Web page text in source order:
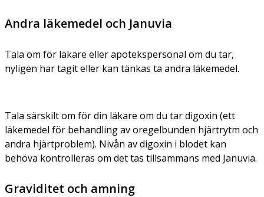
Andra läkemedel och Januvia
Tala om för läkare eller apotekspersonal om du tar,
nyligen har tagit eller kan tänkas ta andra läkemedel.
Tala särskilt om för din läkare om du tar digoxin (ett
läkemedel för behandling av oregelbunden hjärtrytm och
andra hjärtproblem). Nivån av digoxin i blodet kan
behöva kontrolleras om det tas tillsammans med Januvia.
Graviditet och amning